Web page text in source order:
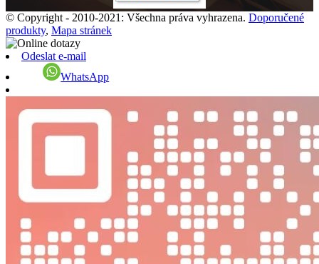
© Copyright - 2010-2021: Všechna práva vyhrazena. Doporučené
produkty, Mapa stránek
Odeslat e-mail
WhatsApp